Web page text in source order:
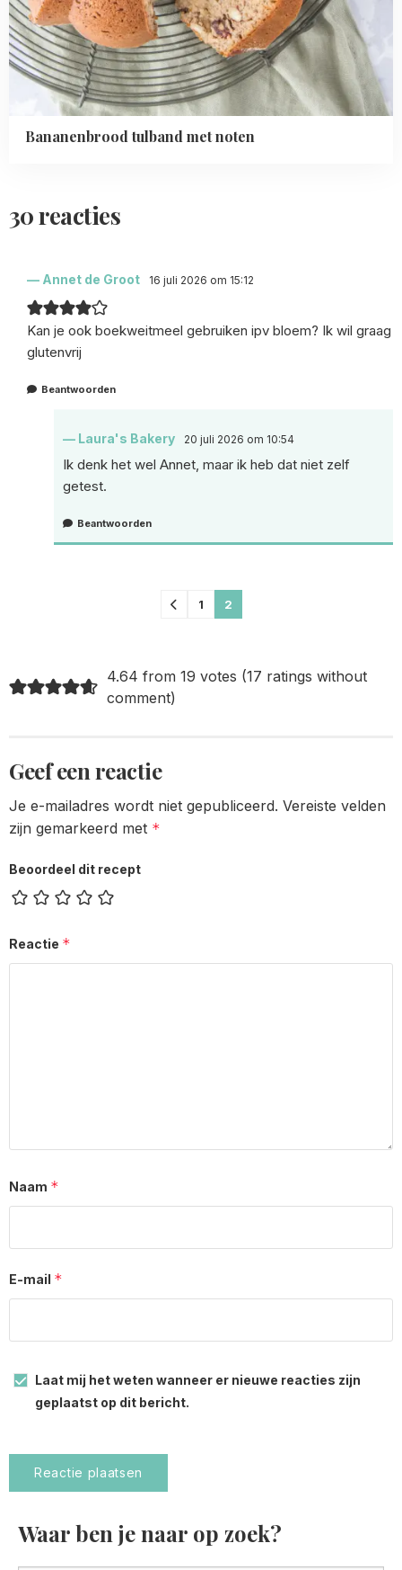
Bananenbrood tulband met noten
30 reacties
Annet de Groot 16 juli 2026 om 15:12
Kan je ook boekweitmeel gebruiken ipv bloem? Ik wil graag
glutenvrij
Beantwoorden
Laura's Bakery 20 juli 2026 om 10:54
Ik denk het wel Annet, maar ik heb dat niet zelf
getest.
Beantwoorden
1 2
4.64 from 19 votes (17 ratings without
comment)
Geef een reactie
Je e-mailadres wordt niet gepubliceerd. Vereiste velden
zijn gemarkeerd met *
Beoordeel dit recept
Reactie *
Naam *
E-mail *
Laat mij het weten wanneer er nieuwe reacties zijn
geplaatst op dit bericht.
Waar ben je naar op zoek?